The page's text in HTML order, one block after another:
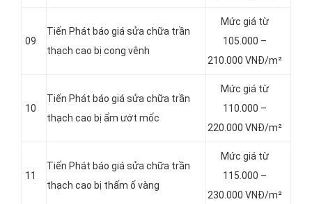
09
Tiến Phát báo giá sửa chữa trần
thạch cao bị cong vênh
Mức giá từ
105.000 –
210.000 VNĐ/m²
10
Tiến Phát báo giá sửa chữa trần
thạch cao bị ẩm ướt mốc
Mức giá từ
110.000 –
220.000 VNĐ/m²
11
Tiến Phát báo giá sửa chữa trần
thạch cao bị thấm ố vàng
Mức giá từ
115.000 –
230.000 VNĐ/m²